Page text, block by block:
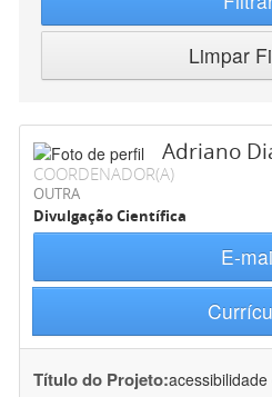
Limpar
Adriano
COORDENADOR(A)
OUTRA
Divulgação Científica
E-
Título do Projeto: